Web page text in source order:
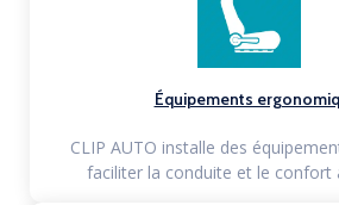
Équipements
CLIP AUTO installe des
faciliter la conduite et le confort